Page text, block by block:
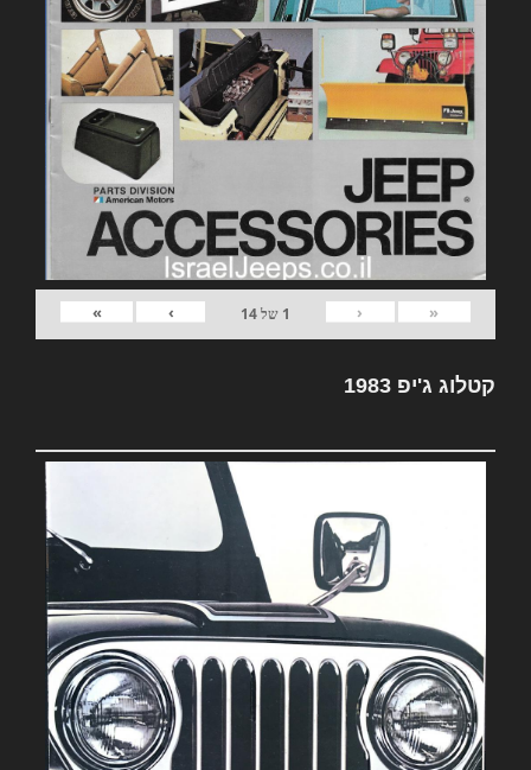
«
‹
1 של14
›
»
קטלוג ג'יפ 1983